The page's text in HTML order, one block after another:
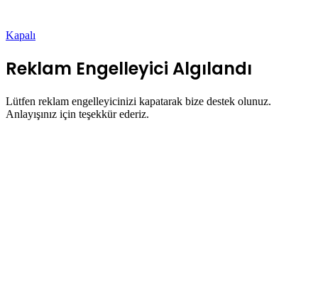
Kapalı
Reklam Engelleyici Algılandı
Lütfen reklam engelleyicinizi kapatarak bize destek olunuz.
Anlayışınız için teşekkür ederiz.